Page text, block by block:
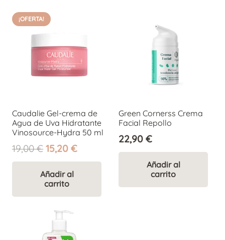
¡OFERTA!
Caudalie Gel-crema de
Agua de Uva Hidratante
Vinosource-Hydra 50 ml
19,00€ El
precio
original
era:
19,00 €.
15,20 €El
precio
15,20 €.
Añadir al
carrito
Green Cornerss Crema
Facial Repollo
22,90 €
Añadir al
carrito